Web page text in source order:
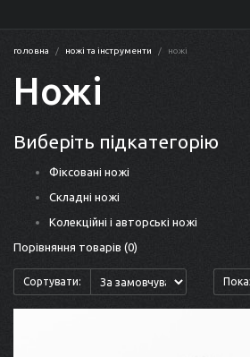
головна ножі та інструменти ножі
Ножі
Виберіть підкатегорію
Фіксовані ножі
Складні ножі
Колекційні і авторські ножі
Порівняння товарів (0)
Сортувати: